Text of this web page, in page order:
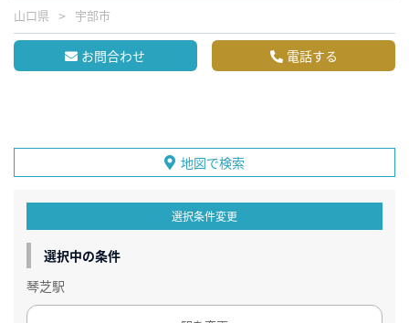
山口県 宇部市
お問合わせ 電話する
地図で検索
選択条件変更
選択中の条件
琴芝駅